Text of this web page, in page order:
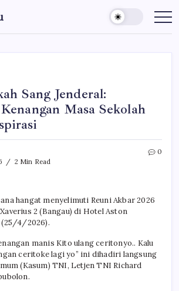
Sang Jenderal:
Masa Sekolah
2 Min Read
0
hangat menyelimuti Reuni Akbar 2026
2 (Bangau) di Hotel Aston
(25/4/2026).
manis Kito ulang ceritonyo.. Kalu
ceritoke lagi yo” ini dihadiri langsung
(Kasum) TNI, Letjen TNI Richard